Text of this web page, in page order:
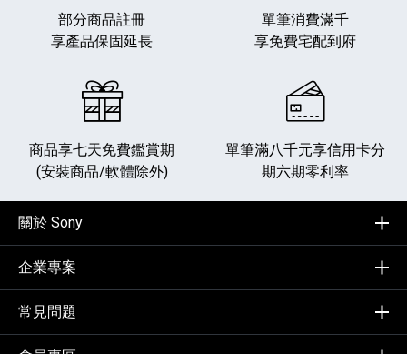
部分商品註冊
享產品保固延長
單筆消費滿千
享免費宅配到府
商品享七天免費鑑賞期
(安裝商品/軟體除外)
單筆滿八千元享信用卡分
期六期零利率
關於 Sony
企業專案
常見問題